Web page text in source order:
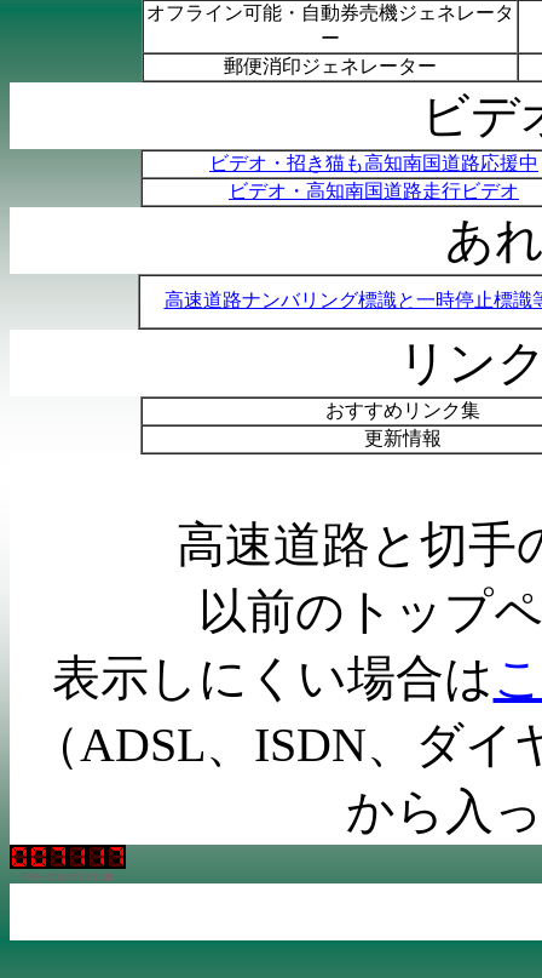
オフライン可能・自動券売機ジェネレータ
ー
郵便消印ジェネレーター
ビデ
ビデオ・招き猫も高知南国道路応援中
ビデオ・高知南国道路走行ビデオ
あ
高速道路ナンバリング標識と一時停止標識
リン
おすすめリンク集
更新情報
高速道路と切手
以前のトップ
表示しにくい場合は
（ADSL、 ISDN、ダイ
から入